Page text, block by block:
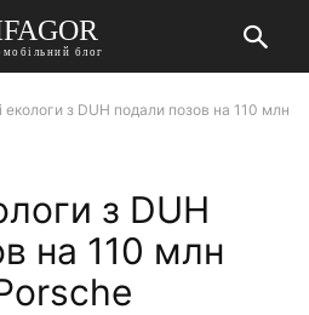
блог
екологи з DUH подали позов на 110 млн
з DUH
на 110 млн